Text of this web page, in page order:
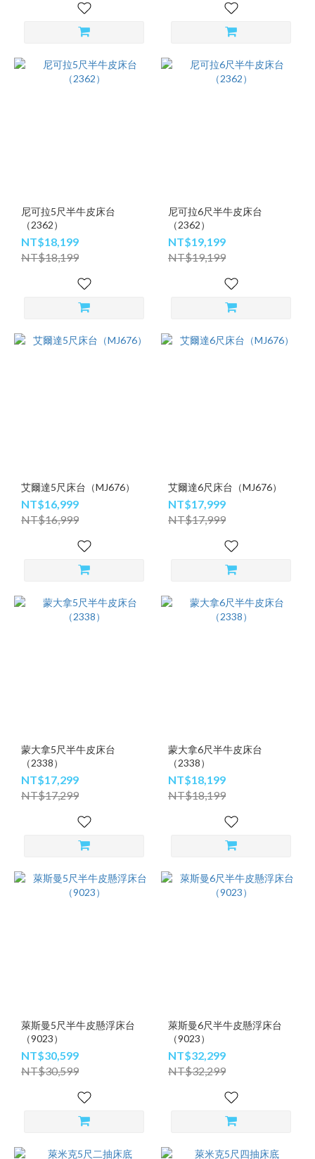
尼可拉5尺半牛皮床台
（2362）
NT$18,199
NT$18,199
尼可拉6尺半牛皮床台
（2362）
NT$19,199
NT$19,199
艾爾達5尺床台（MJ676）
NT$16,999
NT$16,999
艾爾達6尺床台（MJ676）
NT$17,999
NT$17,999
蒙大拿5尺半牛皮床台
（2338）
NT$17,299
NT$17,299
蒙大拿6尺半牛皮床台
（2338）
NT$18,199
NT$18,199
萊斯曼5尺半牛皮懸浮床台
（9023）
NT$30,599
NT$30,599
萊斯曼6尺半牛皮懸浮床台
（9023）
NT$32,299
NT$32,299